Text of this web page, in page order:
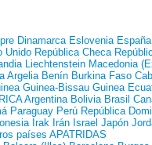
Dinamarca Eslovenia España
Unido República Checa
Liechtenstein Macedonia
Argelia Benín Burkina Faso
Guinea-Bissau Guinea
Argentina Bolivia Brasil
Paraguay Perú República
Irak Irán Israel Japón
países APATRIDAS